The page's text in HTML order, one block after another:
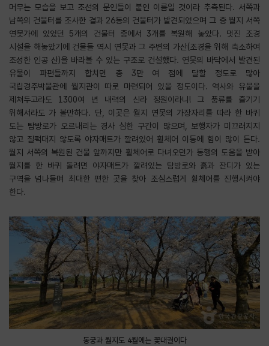
머무는 모습을 보고 조선의 문인들이 붙인 이름일 것이라 추측된다. 서쪽과
남쪽의 건물터를 조사한 결과 26동의 건물터가 발견되었으며 그 중 월지 서쪽
연못가에 있었던 5개의 건물터 중에서 3개를 복원해 놓았다. 멋진 조경
시설을 해놓았기에 건물들 역시 연못과 그 주변의 가산(조경을 위해 축소하여
조성한 인공 산)을 바라볼 수 있는 구조로 건설했다. 연못의 바닥에서 발견된
유물이 파편들까지 합치면 총 3만 여 점에 달할 정도로 많아
국립경주박물관에 월지관이 따로 마련되어 있을 정도이다. 역사와 유물을
제쳐두고라도 1300여 년 내력의 신라 정원이라니! 그 풍류를 즐기기
위해서라도 가 볼만하다. 단, 이곳은 월지 연못의 가장자리를 따라 한 바퀴
도는 탐방로가 오르내리는 경사 심한 구간이 많으며, 보행자가 미끄러지지
않고 질퍽대지 않도록 야자매트가 깔려있어 휠체어 이동에 힘이 많이 든다.
월지 서쪽의 복원된 건물 앞까지만 휠체어로 다녀오던가 동행의 도움을 받아
월지를 한 바퀴 돌려면 야자매트가 깔려있는 탐방로와 흙과 잔디가 있는
구역을 넘나들며 최대한 편한 곳을 찾아 조심스럽게 휠체어를 진행시켜야
한다.
동궁과 월지도 4월에는 꽃대궐이다